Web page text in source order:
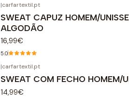
|carfartextil.pt
SWEAT CAPUZ HOMEM/
ALGODÃO
16,99€
5.0
|carfartextil.pt
SWEAT COM FECHO HOMEM/
14,99€